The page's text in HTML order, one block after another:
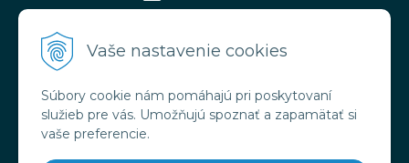
Vaše nastavenie cookies
Súbory cookie nám pomáhajú pri poskytovaní
služieb pre vás. Umožňujú spoznať a zapamätať si
vaše preferencie.
VŠETKO O NÁKUPE
Obchodné podmienky